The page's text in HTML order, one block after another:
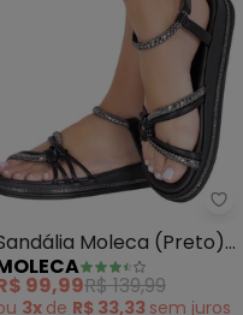
- Sandália (Preta)
Moleca (Preto)
Sintético
99,99R$ 139,99
3x de R$ 33,33 sem juros